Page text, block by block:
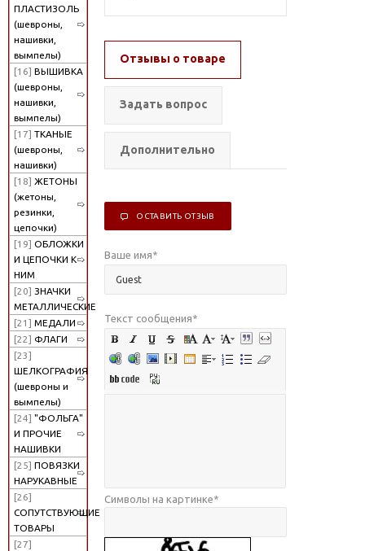
ПЛАСТИЗОЛЬ
(шевроны,
нашивки,
вымпелы)
[16] ВЫШИВКА
(шевроны,
нашивки,
вымпелы)
[17] ТКАНЫЕ
(шевроны,
нашивки)
[18] ЖЕТОНЫ
(жетоны,
резинки,
цепочки)
[19] ОБЛОЖКИ
И ЦЕПОЧКИ К
НИМ
[20] ЗНАЧКИ
МЕТАЛЛИЧЕСКИЕ
[21] МЕДАЛИ
[22] ФЛАГИ
[23]
ШЕЛКОГРАФИЯ
(шевроны и
вымпелы)
[24] "ФОЛЬГА"
И ПРОЧИЕ
НАШИВКИ
[25] ПОВЯЗКИ
НАРУКАВНЫЕ
[26]
СОПУТСТВУЮЩИЕ
ТОВАРЫ
[27]
Отзывы о товаре
Задать вопрос
Дополнительно
ОСТАВИТЬ ОТЗЫВ
Ваше имя*
Текст сообщения*
Символы на картинке*